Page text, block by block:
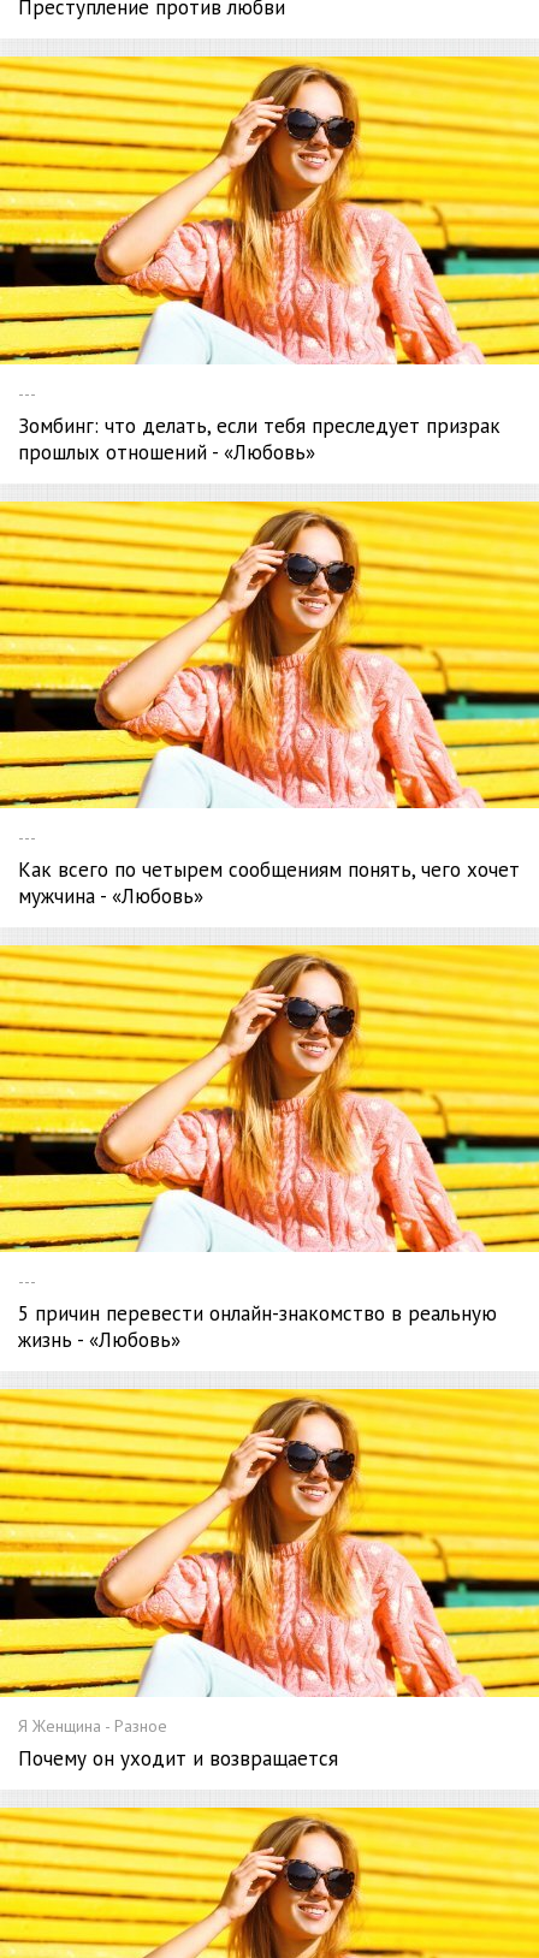
Преступление против любви
---
Зомбинг: что делать, если тебя преследует призрак
прошлых отношений - «Любовь»
---
Как всего по четырем сообщениям понять, чего хочет
мужчина - «Любовь»
---
5 причин перевести онлайн-знакомство в реальную
жизнь - «Любовь»
Я Женщина - Разное
Почему он уходит и возвращается